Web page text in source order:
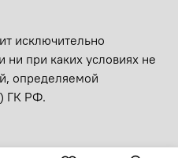
исключительно
при каких условиях не
определяемой
ГК РФ.